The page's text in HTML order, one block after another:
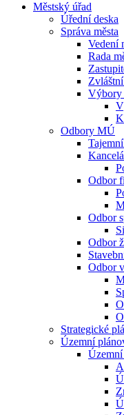
Městský úřad
Úřední deska
Správa města
Vedení
Rada
Výbory
Odbory MÚ
Odbor
Odbor
Odbor
Odbor
Strategické
Územní
Územní